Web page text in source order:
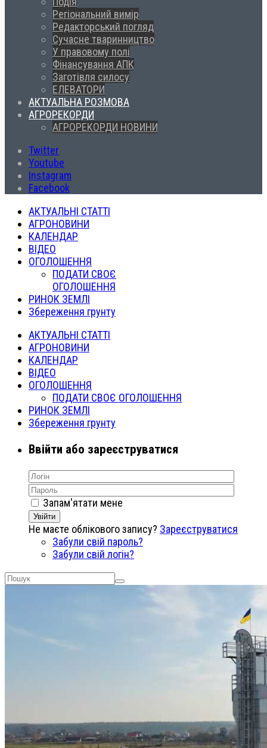
Регіональний вимір
Редакторський погляд
Сучасне тваринництво
У правовому полі
Фінансування АПК
Заготівля силосу
ЕЛЕВАТОРИ
АКТУАЛЬНА РОЗМОВА
АГРОРЕКОРДИ
АГРОРЕКОРДИ НОВИНИ
Twitter
Youtube
Instagram
Facebook
АКТУАЛЬНІ СТАТТІ
АГРОНОВИНИ
КАЛЕНДАР
ВІДЕО
ОГОЛОШЕННЯ
ПОДАТИ СВОЄ
ОГОЛОШЕННЯ
РИНОК ЗЕМЛІ
Збереження грунту
АКТУАЛЬНІ СТАТТІ
АГРОНОВИНИ
КАЛЕНДАР
ВІДЕО
ОГОЛОШЕННЯ
ПОДАТИ СВОЄ ОГОЛОШЕННЯ
РИНОК ЗЕМЛІ
Збереження грунту
Ввійти або зареєструватися
Запам'ятати мене
Увійти
Не маєте облікового запису? Зареєструватися
Забули свій пароль?
Забули свій логін?